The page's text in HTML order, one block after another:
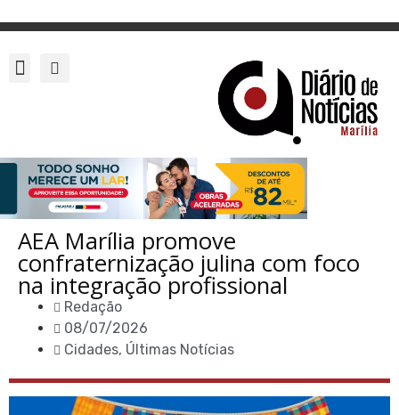
AEA Marília promove
confraternização julina com foco
na integração profissional
Redação
08/07/2026
Cidades, Últimas Notícias